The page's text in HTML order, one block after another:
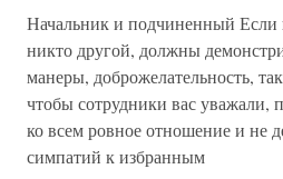
Начальник и подчиненный Если
никто другой, должны
манеры, доброжелательность,
чтобы сотрудники вас уважали,
ко всем ровное отношение и не
симпатий к избранным